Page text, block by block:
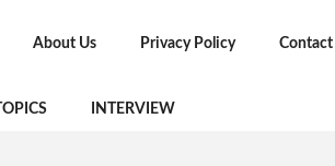
About Us Privacy Policy Contact
TOPICS INTERVIEW